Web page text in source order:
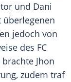
und Dani
überlegenen
jedoch von
des FC
brachte Jhon
zudem traf